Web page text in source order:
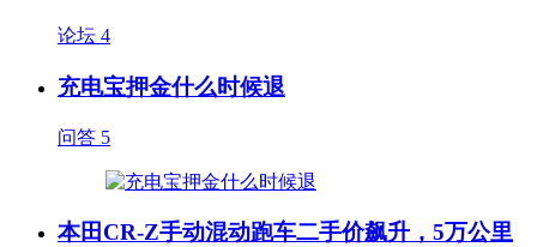
论坛 4
充电宝押金什么时候退
问答 5
本田CR-Z手动混动跑车二手价飙升，5万公里